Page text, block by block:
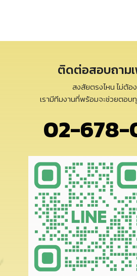
ติดต่อสอบถาม
สงสัยตรงไหน ไม่ต้อง
เรามีทีมงานที่พร้อมจะช่วยตอ
02-678-